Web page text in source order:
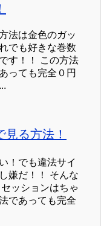
法は金色のガッ
でも好きな巻数
す！！ この方法
っても完全０円
る方法！
！でも違法サイ
嫌だ！！ そんな
ッションはちゃ
であっても完全